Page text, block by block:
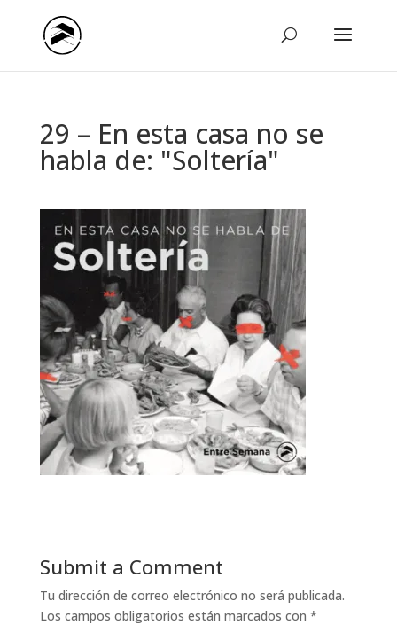
29 – En esta casa no se
habla de: "Soltería"
Submit a Comment
Tu dirección de correo electrónico no será publicada.
Los campos obligatorios están marcados con *